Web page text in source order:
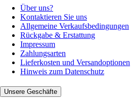
Über uns?
Kontaktieren Sie uns
Allgemeine Verkaufsbedingungen
Rückgabe & Erstattung
Impressum
Zahlungsarten
Lieferkosten und Versandoptionen
Hinweis zum Datenschutz
Unsere Geschäfte